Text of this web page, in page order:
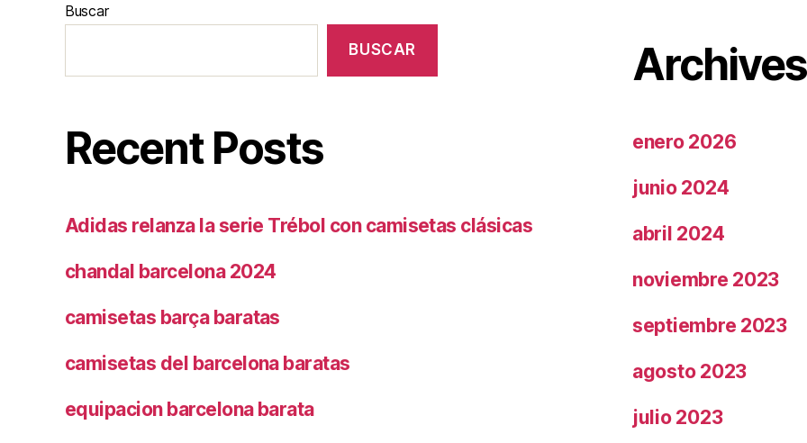
Buscar
BUSCAR
Recent Posts
Adidas relanza la serie Trébol con camisetas clásicas
chandal barcelona 2024
camisetas barça baratas
camisetas del barcelona baratas
equipacion barcelona barata
Archives
enero 2026
junio 2024
abril 2024
noviembre 2023
septiembre 2023
agosto 2023
julio 2023